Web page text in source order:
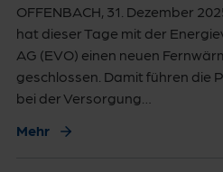
OFFENBACH, 31. Dezember
hat dieser Tage mit der
AG (EVO) einen neuen
geschlossen. Damit führen die
bei der Versorgung…
Mehr